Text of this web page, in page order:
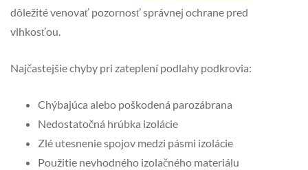
dôležité venovať pozornosť správnej ochrane pred
vlhkosťou.
Najčastejšie chyby pri zateplení podlahy podkrovia:
Chýbajúca alebo poškodená parozábrana
Nedostatočná hrúbka izolácie
Zlé utesnenie spojov medzi pásmi izolácie
Použitie nevhodného izolačného materiálu